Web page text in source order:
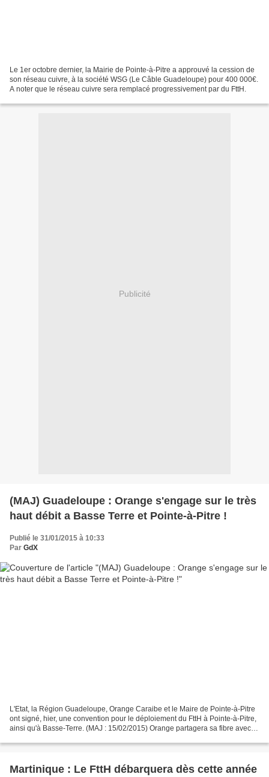
Le 1er octobre dernier, la Mairie de Pointe-à-Pitre a approuvé la cession de
son réseau cuivre, à la société WSG (Le Câble Guadeloupe) pour 400 000€.
A noter que le réseau cuivre sera remplacé progressivement par du FttH.
Publicité
(MAJ) Guadeloupe : Orange s'engage sur le très
haut débit a Basse Terre et Pointe-à-Pitre !
Publié le 31/01/2015 à 10:33
Par GdX
L'Etat, la Région Guadeloupe, Orange Caraibe et le Maire de Pointe-à-Pitre
ont signé, hier, une convention pour le déploiement du FttH à Pointe-à-Pitre,
ainsi qu'à Basse-Terre. (MAJ : 15/02/2015) Orange partagera sa fibre avec
Martinique : Le FttH débarquera dès cette année